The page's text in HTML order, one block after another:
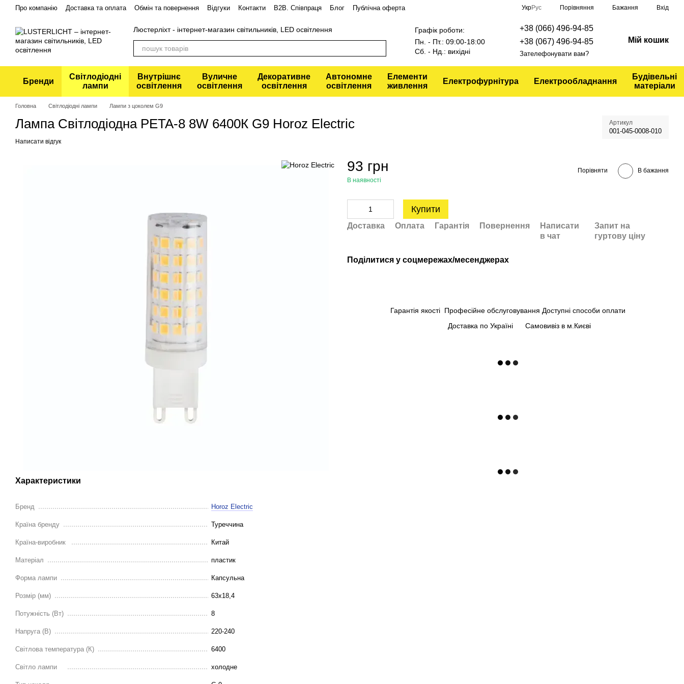
Перейти до основного контенту
Про компанію Доставка та оплата Обмін та повернення Відгуки Контакти В2В. Співпраця Блог
Публічна оферта
УкрРус Порівняння Бажання Вхід
Люстерліхт - інтернет-магазин світильників, LED освітлення
Графік роботи:
Пн. - Пт.: 09:00-18:00
Сб. - Нд.: вихідні
+38 (066) 496-94-85
+38 (067) 496-94-85
Зателефонувати вам?
Мій кошик
Бренди
Світлодіодні
лампи
Внутрішнє
освітлення
Вуличне
освітлення
Декоративне
освітлення
Автономне
освітлення
Елементи
живлення
Електрофурнітура Електрообладнання
Будівельні
матеріали
Головна Світлодіодні лампи Лампи з цоколем G9
Лампа Світлодіодна PETA-8 8W 6400К G9 Horoz Electric Артикул
001-045-0008-010
Написати відгук
Характеристики
Бренд Horoz Electric
Країна бренду Туреччина
Країна-виробник Китай
Матеріал пластик
Форма лампи Капсульна
Розмір (мм) 63x18,4
Потужність (Вт) 8
Напруга (В) 220-240
Світлова температура (К) 6400
Світло лампи холодне
93 грн
В наявності
Порівняти В бажання
Купити
Доставка Оплата Гарантія Повернення
Написати
в чат
Запит на
гуртову ціну
Поділитися у соцмережах/месенджерах
Гарантія якості Професійне обслуговування Доступні способи оплати
Доставка по Україні
Самовивіз в м.Києві